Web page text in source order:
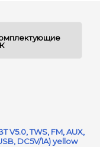
V5.0, TWS, FM, AUX,
DC5V/1A) yellow